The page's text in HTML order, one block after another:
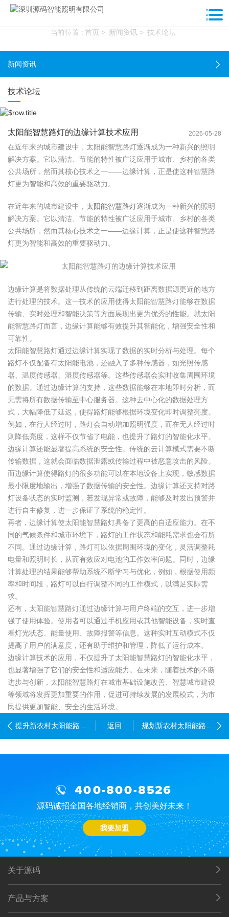
当前位置 : 首页 > 新闻资讯 > 技术论坛
新闻资讯
技术论坛
太阳能智慧路灯的边缘计算技术应用 2026-05-28
在近年来的城市建设中，太阳能智慧路灯逐渐成为一种新兴的照明
解决方案。它以清洁、节能的特性被广泛应用于城市、乡村的各类
公共场所，然而其核心技术之一——边缘计算，正是使这种智慧路
灯更为智能和高效的重要驱动力。
在近年来的城市建设中， 太阳能智慧路灯逐渐成为一种新兴的照明
解决方案。它以清洁、节能的特性被广泛应用于城市、乡村的各类
公共场所，然而其核心技术之一——边缘计算，正是使这种智慧路
灯更为智能和高效的重要驱动力。
边缘计算是将数据处理从传统的云端迁移到距离数据源更近的地方
进行处理的技术。这一技术的应用使得太阳能智慧路灯能够在数据
传输、实时处理和智能决策等方面展现出更为优秀的性能。就太阳
能智慧路灯而言，边缘计算能够有效提升其智能化，增强安全性和
可靠性。
太阳能智慧路灯通过边缘计算实现了数据的实时分析与处理。每个
路灯不仅配备有太阳能电池，还融入了多种传感器，如光照传感
器、温度传感器、湿度传感器等。这些传感器会实时收集周围环境
的数据。通过边缘计算的支持，这些数据能够在本地即时分析，而
无需将所有数据传输至中心服务器。这种去中心化的数据处理方
式，大幅降低了延迟，使得路灯能够根据环境变化即时调整亮度。
例如，在行人经过时，路灯会自动增加照明强度，而在无人经过时
则降低亮度，这样不仅节省了电能，也提升了路灯的智能化水平。
边缘计算还能显著提高系统的安全性。传统的云计算模式需要不断
传输数据，这就会面临数据泄露或传输过程中被恶意攻击的风险。
而边缘计算使得路灯的很多功能可以在本地设备上实现，敏感数据
最小限度地输出，增强了数据传输的安全性。边缘计算还支持对路
灯设备状态的实时监测，若发现异常或故障，能够及时发出预警并
进行自主修复，进一步保证了系统的稳定性。
再者，边缘计算使太阳能智慧路灯具备了更高的自适应能力。在不
同的气候条件和城市环境下，路灯的工作状态和能耗需求也会有所
不同。通过边缘计算，路灯可以依据周围环境的变化，灵活调整耗
电量和照明时长，从而有效应对电池的工作效率问题。同时，边缘
计算处理的结果能够帮助系统不断学习与优化，例如，根据使用频
率和时间段，路灯可以自行调整不同的工作模式，以满足实际需
求。
还有，太阳能智慧路灯通过边缘计算与用户终端的交互，进一步增
强了使用体验。使用者可以通过手机应用或其他智能设备，实时查
看灯光状态、能量使用、故障报警等信息。这种实时互动模式不仅
提高了用户的满意度，还有助于维护和管理，降低了运行成本。
边缘计算技术的应用，不仅提升了太阳能智慧路灯的智能化水平，
也显著增强了它们的安全性和适应能力。在未来，随着技术的不断
进步与创新，太阳能智慧路灯在城市基础设施改善、智慧城市建设
等领域将发挥更加重要的作用，促进可持续发展的发展模式，为市
民提供更加智能、安全的生活环境。
返回
400-800-8526
源码诚招全国各地经销商，共创美好未来！
我要加盟
关于源码
产品与方案